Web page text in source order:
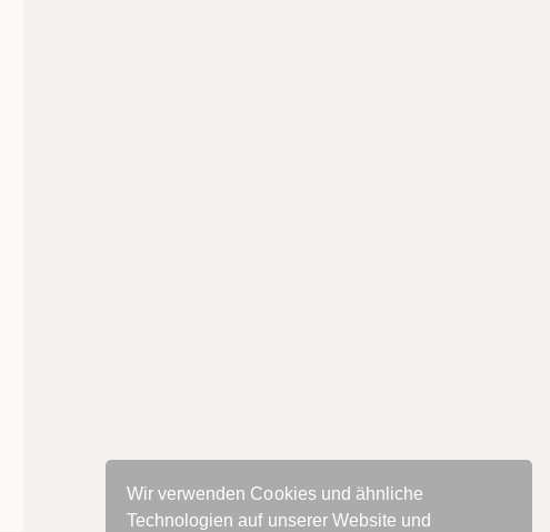
Wir verwenden Cookies und ähnliche
Technologien auf unserer Website und